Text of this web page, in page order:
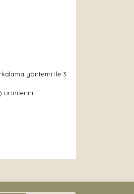
yöntemi ile 3
ürünlerini